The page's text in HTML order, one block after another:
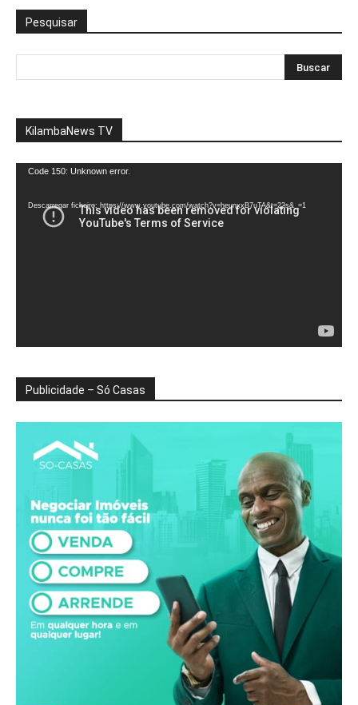
Pesquisar
KilambaNews TV
Reprodutor
vídeo
Code 150: Unknown error.
Descarregar ficheiro: https://www.youtube.com/watch?v=heunxxB7uTA&t=22s&_=1
Publicidade – Só Casas